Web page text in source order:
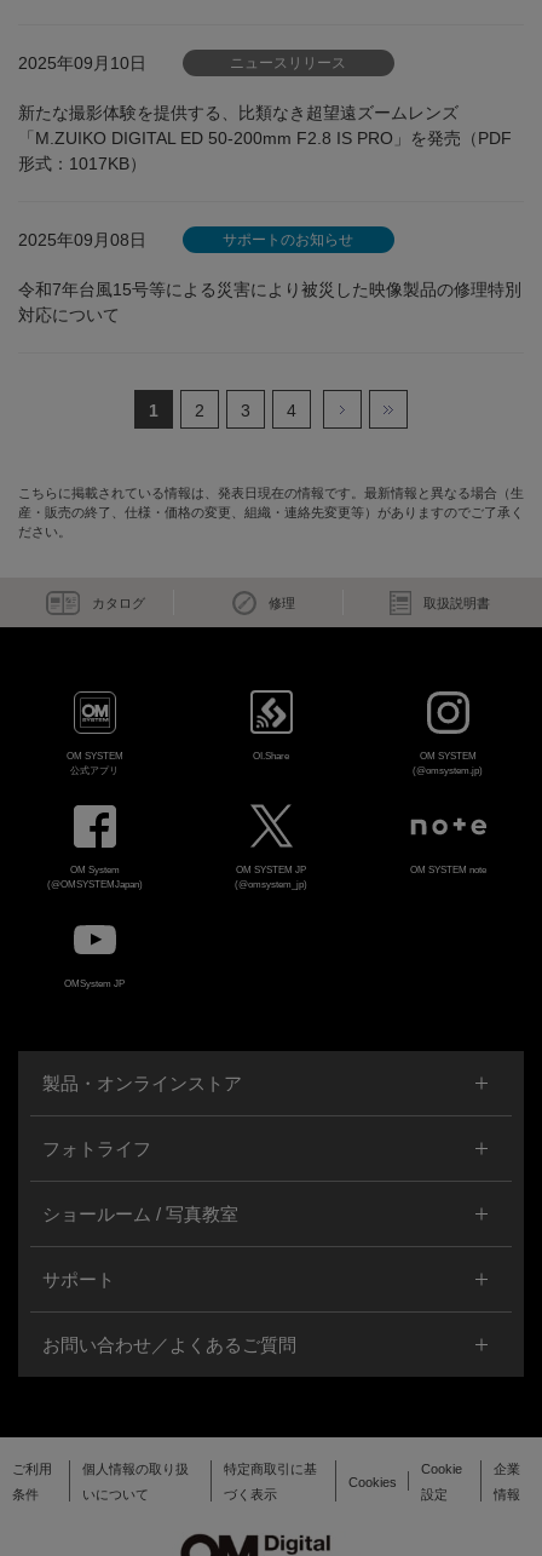
2025年09月10日 ニュースリリース
新たな撮影体験を提供する、比類なき超望遠ズームレンズ
「M.ZUIKO DIGITAL ED 50-200mm F2.8 IS PRO」を発売（PDF
形式：1017KB）
2025年09月08日 サポートのお知らせ
令和7年台風15号等による災害により被災した映像製品の修理特別
対応について
1 2 3 4
こちらに掲載されている情報は、発表日現在の情報です。最新情報と異なる場合（生
産・販売の終了、仕様・価格の変更、組織・連絡先変更等）がありますのでご了承く
ださい。
カタログ 修理 取扱説明書
OM SYSTEM
公式アプリ
OI.Share
OM SYSTEM
(@omsystem.jp)
OM System
(@OMSYSTEMJapan)
OM SYSTEM JP
(@omsystem_jp)
OM SYSTEM note
OMSystem JP
製品・オンラインストア
フォトライフ
ショールーム / 写真教室
サポート
お問い合わせ／よくあるご質問
ご利用
条件
個人情報の取り扱
いについて
特定商取引に基
づく表示
Cookies
Cookie
設定
企業
情報